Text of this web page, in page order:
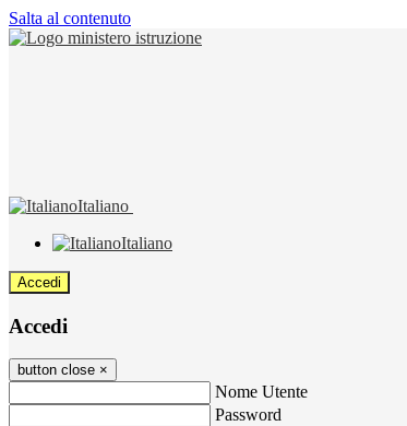
Salta al contenuto
Italiano
Italiano
Accedi
Accedi
button close ×
Nome Utente
Password